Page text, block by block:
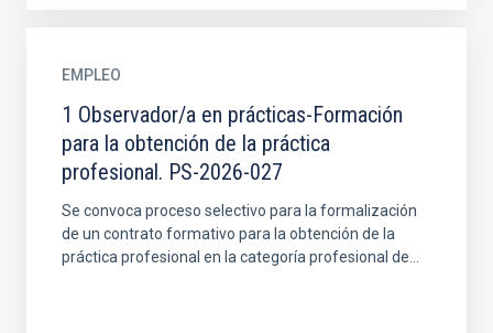
EMPLEO
1 Observador/a en prácticas-Formación
para la obtención de la práctica
profesional. PS-2026-027
Se convoca proceso selectivo para la formalización
de un contrato formativo para la obtención de la
práctica profesional en la categoría profesional de...